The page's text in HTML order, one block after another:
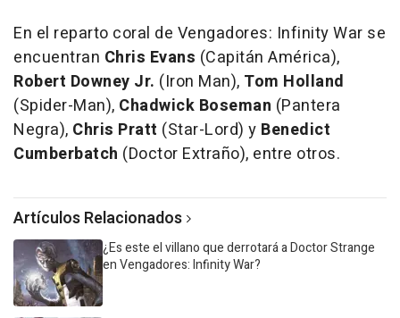
En el reparto coral de Vengadores: Infinity War se
encuentran Chris Evans (Capitán América),
Robert Downey Jr. (Iron Man), Tom Holland
(Spider-Man), Chadwick Boseman (Pantera
Negra), Chris Pratt (Star-Lord) y Benedict
Cumberbatch (Doctor Extraño), entre otros.
Artículos Relacionados
¿Es este el villano que derrotará a Doctor Strange
en Vengadores: Infinity War?